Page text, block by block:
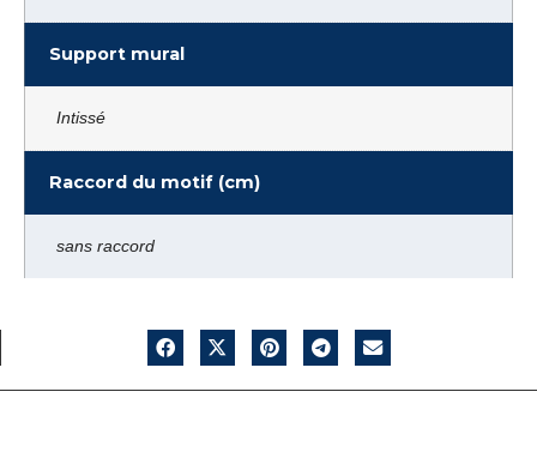
Support mural
Intissé
Raccord du motif (cm)
sans raccord